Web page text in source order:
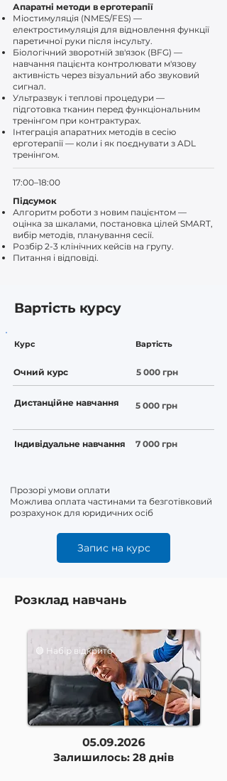
Апаратні методи в ерготерапії
Міостимуляція (NMES/FES) —
електростимуляція для відновлення функції
паретичної руки після інсульту.
Біологічний зворотній зв'язок (BFG) —
навчання пацієнта контролювати м'язову
активність через візуальний або звуковий
сигнал.
Ультразвук і теплові процедури —
підготовка тканин перед функціональним
тренінгом при контрактурах.
Інтеграція апаратних методів в сесію
ерготерапії — коли і як поєднувати з ADL
тренінгом.
17:00–18:00
Підсумок
Алгоритм роботи з новим пацієнтом —
оцінка за шкалами, постановка цілей SMART,
вибір методів, планування сесії.
Розбір 2-3 клінічних кейсів на групу.
Питання і відповіді.
Вартість курсу
Курс Вартість
Очний курс 5 000 грн
Дистанційне навчання 5 000 грн
Індивідуальне навчання 7 000 грн
Прозорі умови оплати
Можлива оплата частинами та безготівковий
розрахунок для юридичних осіб
Запис на курс
Розклад навчань
🟢 Набір відкрито
05.09.2026
Залишилось: 28 днів